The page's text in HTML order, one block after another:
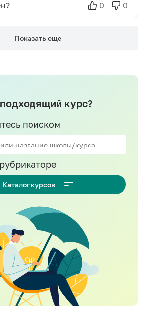
0 0
Показать еще
курс?
поиском
Каталог курсов